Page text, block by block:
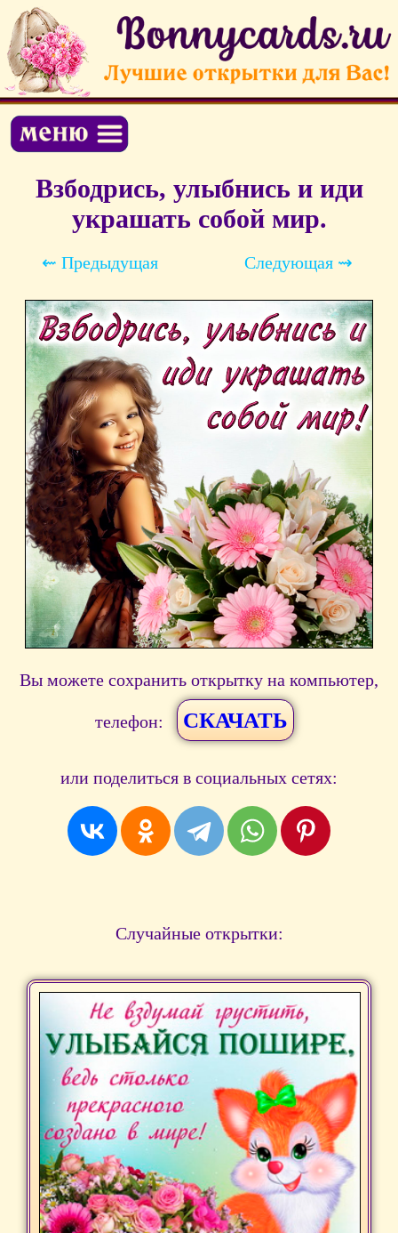
Взбодрись, улыбнись и иди
украшать собой мир.
⇜ Предыдущая Следующая ⇝
Вы можете сохранить открытку на компьютер,
телефон: СКАЧАТЬ
или поделиться в социальных сетях:
Случайные открытки: